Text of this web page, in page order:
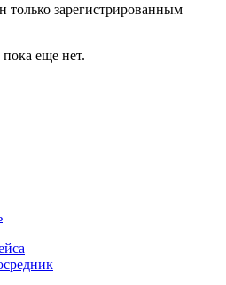
только зарегистрированным
еще нет.